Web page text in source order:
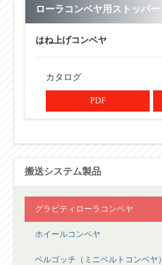
ローラコンベヤ用ストッパー
はね上げコンベヤ
カタログ
PDF
搬送システム製品
グラビティローラコンベヤ
ホイールコンベヤ
ベルゴッチ（ミニベルトコンベヤ）